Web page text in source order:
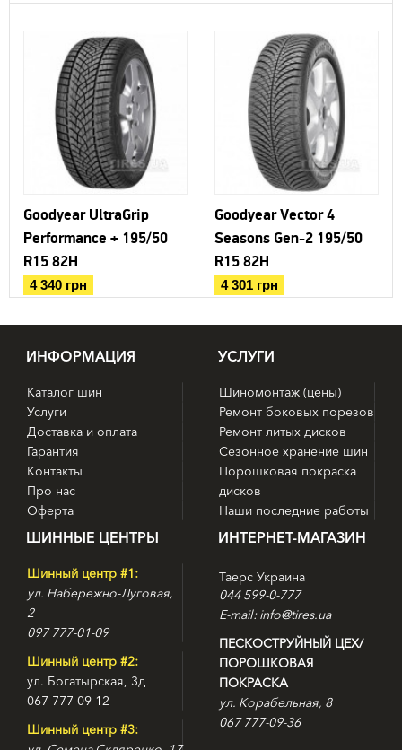
Goodyear UltraGrip
Performance + 195/50
R15 82H
4 340 грн
Goodyear Vector 4
Seasons Gen-2 195/50
R15 82H
4 301 грн
ИНФОРМАЦИЯ
Каталог шин
Услуги
Доставка и оплата
Гарантия
Контакты
Про нас
Оферта
УСЛУГИ
Шиномонтаж (цены)
Ремонт боковых порезов
Ремонт литых дисков
Сезонное хранение шин
Порошковая покраска
дисков
Наши последние работы
ШИННЫЕ ЦЕНТРЫ
Шинный центр #1:
ул. Набережно-Луговая,
2
097 777-01-09
Шинный центр #2:
ул. Богатырская, 3д
067 777-09-12
Шинный центр #3:
ИНТЕРНЕТ-МАГАЗИН
Таерс Украина
044 599-0-777
E-mail: info@tires.ua
ПЕСКОСТРУЙНЫЙ ЦЕХ/
ПОРОШКОВАЯ
ПОКРАСКА
ул. Корабельная, 8
067 777-09-36